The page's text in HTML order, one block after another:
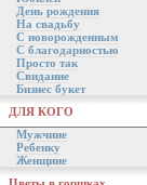
День рождения
На свадьбу
С новорожденным
С благодарностью
Просто так
Свидание
Бизнес букет
ДЛЯ КОГО
Мужчине
Ребенку
Женщине